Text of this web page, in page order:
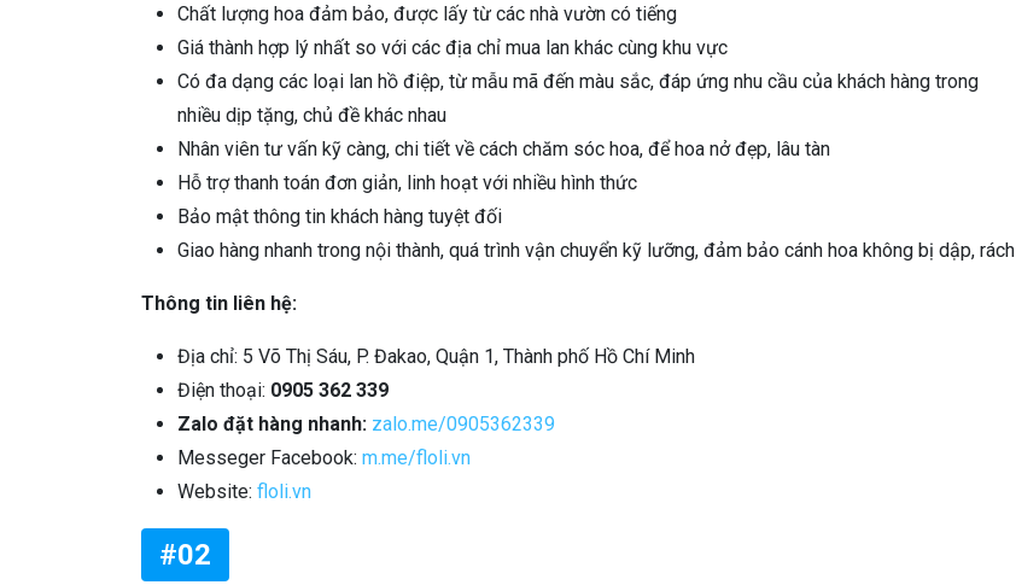
Chất lượng hoa đảm bảo, được lấy từ các nhà vườn có tiếng
Giá thành hợp lý nhất so với các địa chỉ mua lan khác cùng khu vực
Có đa dạng các loại lan hồ điệp, từ mẫu mã đến màu sắc, đáp ứng nhu cầu của khách hàng trong
nhiều dịp tặng, chủ đề khác nhau
Nhân viên tư vấn kỹ càng, chi tiết về cách chăm sóc hoa, để hoa nở đẹp, lâu tàn
Hỗ trợ thanh toán đơn giản, linh hoạt với nhiều hình thức
Bảo mật thông tin khách hàng tuyệt đối
Giao hàng nhanh trong nội thành, quá trình vận chuyển kỹ lưỡng, đảm bảo cánh hoa không bị dập, rách
Thông tin liên hệ:
Địa chỉ: 5 Võ Thị Sáu, P. Đakao, Quận 1, Thành phố Hồ Chí Minh
Điện thoại: 0905 362 339
Zalo đặt hàng nhanh: zalo.me/0905362339
Messeger Facebook: m.me/floli.vn
Website: floli.vn
#02